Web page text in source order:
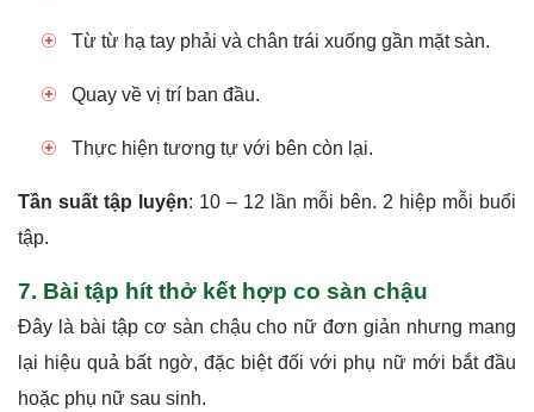
Từ từ hạ tay phải và chân trái xuống gần mặt sàn.
Quay về vị trí ban đầu.
Thực hiện tương tự với bên còn lại.
Tần suất tập luyện: 10 – 12 lần mỗi bên. 2 hiệp mỗi buổi
tập.
7. Bài tập hít thở kết hợp co sàn chậu
Đây là bài tập cơ sàn chậu cho nữ đơn giản nhưng mang
lại hiệu quả bất ngờ, đặc biệt đối với phụ nữ mới bắt đầu
hoặc phụ nữ sau sinh.